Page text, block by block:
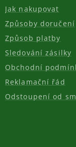
Jak nakupovat
Způsoby doručení
Způsob platby
Sledování zásilky
Obchodní
Reklamační řád
Odstoupení od